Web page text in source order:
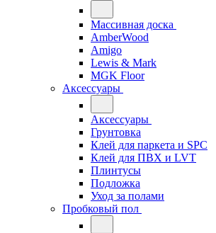
Массивная доска
AmberWood
Amigo
Lewis & Mark
MGK Floor
Аксессуары
Аксессуары
Грунтовка
Клей для паркета и SPC
Клей для ПВХ и LVT
Плинтусы
Подложка
Уход за полами
Пробковый пол